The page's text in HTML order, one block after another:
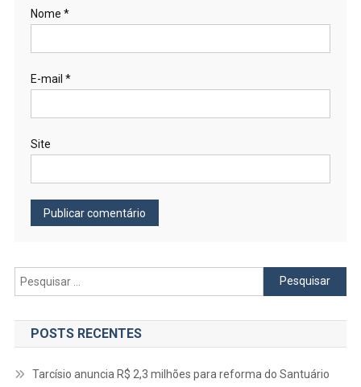
Nome *
E-mail *
Site
Pesquisar
por:
POSTS RECENTES
Tarcísio anuncia R$ 2,3 milhões para reforma do Santuário